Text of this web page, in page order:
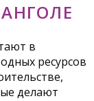
в
ресурсов
делают